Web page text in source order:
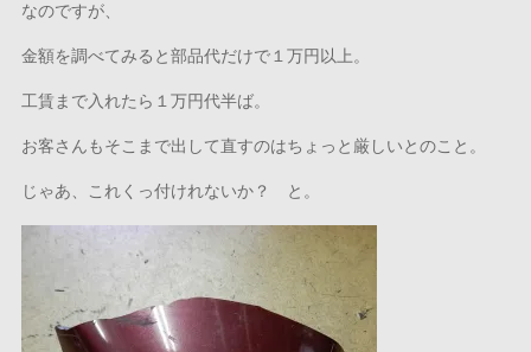
なのですが、
金額を調べてみると部品代だけで１万円以上。
工賃まで入れたら１万円代半ば。
お客さんもそこまで出して直すのはちょっと厳しいとのこと。
じゃあ、これくっ付けれないか？ と。